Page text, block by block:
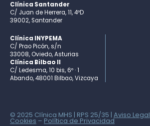
Clínica Santander
C/ Juan de Herrera, 11, 4ºD
39002, Santander
Clínica INYPEMA
C/ Prao Picón, s/n
33008, Oviedo, Asturias
Clínica Bilbao II
C/ Ledesma, 10 bis, 6º · 1
Abando, 48001 Bilbao, Vizcaya
© 2025 Clínica MHS | RPS 25/35 | Aviso Legal
Cookies – Política de Privacidad